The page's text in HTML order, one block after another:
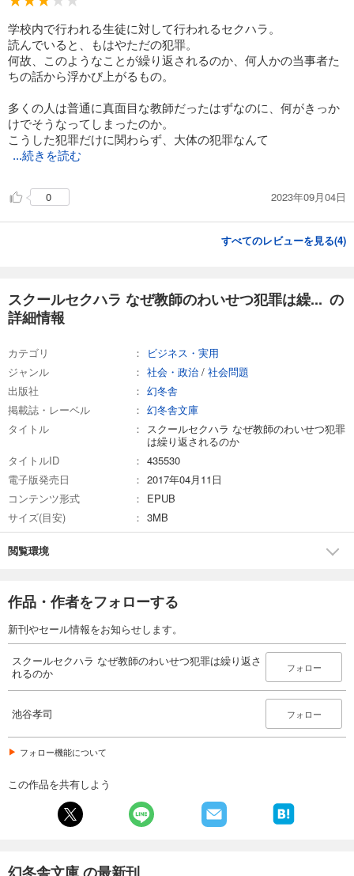
学校内で行われる生徒に対して行われるセクハラ。
読んでいると、もはやただの犯罪。
何故、このようなことが繰り返されるのか、何人かの当事者た
ちの話から浮かび上がるもの。
多くの人は普通に真面目な教師だったはずなのに、何がきっか
けでそうなってしまったのか。
こうした犯罪だけに関わらず、大体の犯罪なんて
...続きを読む
0 2023年09月04日
すべてのレビューを見る(4)
スクールセクハラ なぜ教師のわいせつ犯罪は繰... の
詳細情報
カテゴリ
ビジネス・実用
ジャンル
社会・政治 / 社会問題
出版社
幻冬舎
掲載誌・レーベル
幻冬舎文庫
タイトル
スクールセクハラ なぜ教師のわいせつ犯罪
は繰り返されるのか
タイトルID
435530
電子版発売日
2017年04月11日
コンテンツ形式
EPUB
サイズ(目安)
3MB
閲覧環境
作品・作者をフォローする
新刊やセール情報をお知らせします。
スクールセクハラ なぜ教師のわいせつ犯罪は繰り返さ
れるのか
フォロー
池谷孝司 フォロー
フォロー機能について
この作品を共有しよう